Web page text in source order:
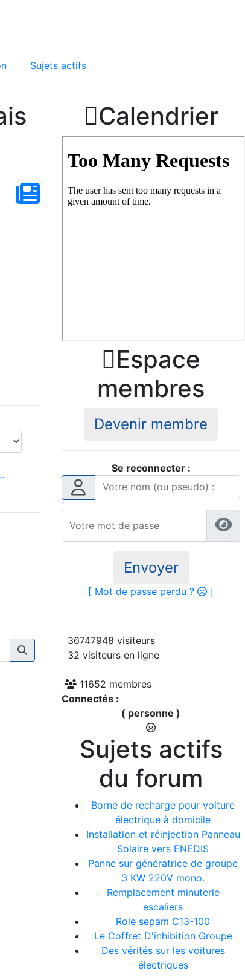
Sujets actifs
Calendrier
Espace
membres
Devenir membre
Se reconnecter :
Envoyer
[ Mot de passe perdu ? ]
36747948 visiteurs
32 visiteurs en ligne
11652 membres
Connectés :
( personne )
Sujets actifs
du forum
Borne de recharge pour voiture
électrique à domicile
Installation et réinjection Panneau
Solaire vers ENEDIS
Panne sur génératrice de groupe
3 KW 220V mono.
Remplacement minuterie
escaliers
Role sepam C13-100
Le Coffret D'inhibition Groupe
Des vérités sur les voitures
électriques